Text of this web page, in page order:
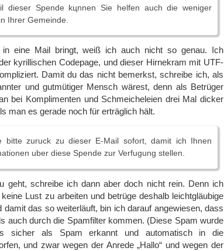
dieser Spende kцnnen Sie helfen auch die weniger
Ihrer Gemeinde.
in eine Mail bringt, weiß ich auch nicht so genau. Ich
kyrillischen Codepage, und dieser Hirnekram mit UTF-
Damit du das nicht bemerkst, schreibe ich, als
und gutmütiger Mensch wärest, denn als Betrüger
bei Komplimenten und Schmeicheleien drei Mal dicker
man es gerade noch für erträglich hält.
bitte zuruck zu dieser E-Mail sofort, damit ich Ihnen
uber diese Spende zur Verfugung stellen.
geht, schreibe ich dann aber doch nicht rein. Denn ich
Lust zu arbeiten und betrüge deshalb leichtgläubige
damit das so weiterläuft, bin ich darauf angewiesen, dass
auch durch die Spamfilter kommen. (Diese Spam wurde
sicher als Spam erkannt und automatisch in die
und zwar wegen der Anrede „Hallo“ und wegen der